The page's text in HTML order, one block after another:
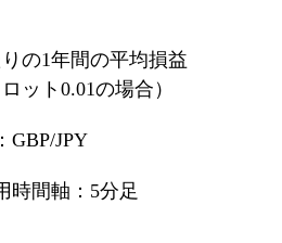
の1年間の平均損益
ット0.01の場合）
GBP/JPY
時間軸：5分足